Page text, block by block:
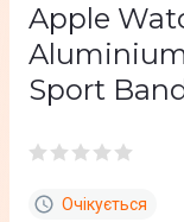
Apple
Sport
Очікується